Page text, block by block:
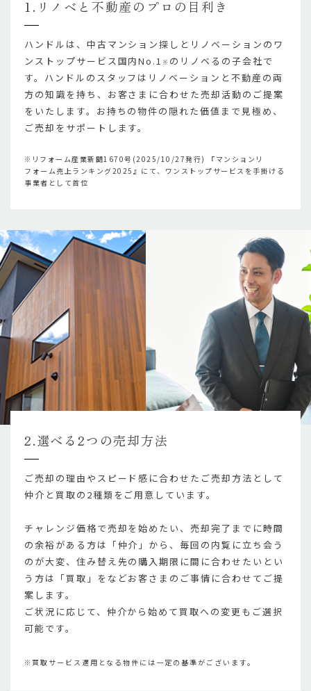
1.リノベと不動産のプロの目利き
ハンドルは、中古マンション探しとリノベーションのワ
ンストップサービス国内No.1 ※ のリノベるの子会社で
す。ハンドルのスタッフはリノベーションと不動産の両
方の知識を持ち、お客さまに合わせた売却活動のご提案
をいたします。お持ちの物件の隠れた価値まで見極め、
ご売却をサポートします。
※リフォーム産業新聞1670号(2025/10/27発行) 『マンションリ
フォーム売上ランキング2025』にて、ワンストップサービスを手掛ける
事業者として首位
2.選べる2つの売却方法
ご売却の理由やスピード感に合わせたご売却方法として
仲介と買取の2種類をご用意しています。
チャレンジ価格で売却を始めたい、売却完了までに時間
の余裕がある方は「仲介」から、毎回の内覧に立ち会う
のが大変、住み替え先の購入期限に間に合わせたいとい
う方は「買取」をなどお客さまのご事情に合わせてご提
案します。
ご状況に応じて、仲介から始めて買取への変更もご選択
可能です。
※買取サービス適用となる物件には一定の基準がございます。